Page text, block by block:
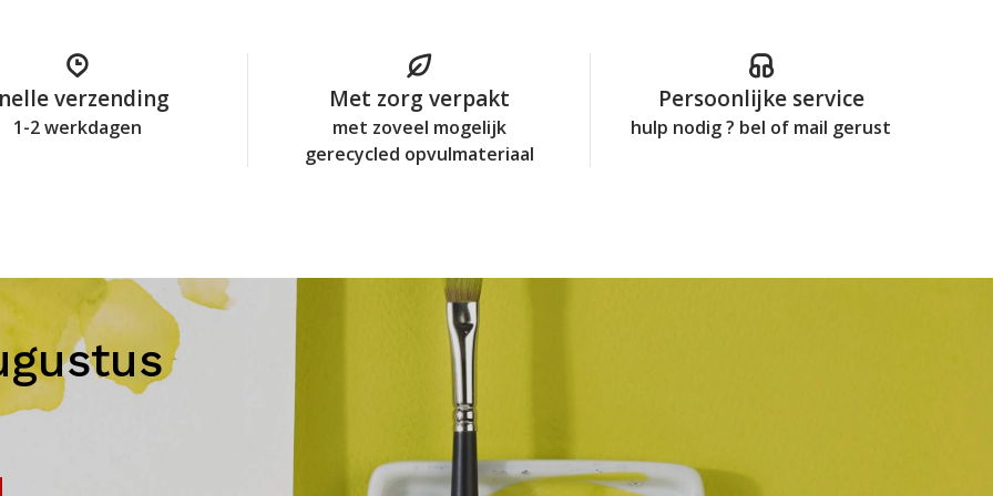
verzending
1-2 werkdagen
Met zorg verpakt
met zoveel mogelijk
gerecycled opvulmateriaal
Persoonlijke service
hulp nodig ? bel of mail gerust